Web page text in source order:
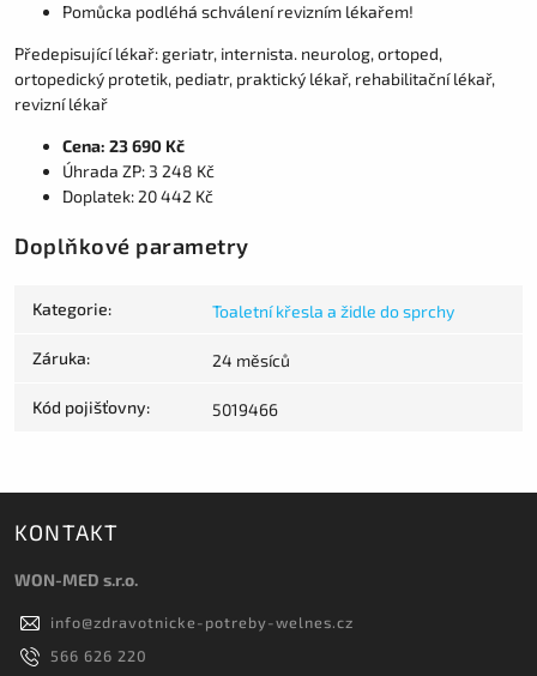
Pomůcka podléhá schválení revizním lékařem!
Předepisující lékař: geriatr, internista. neurolog, ortoped,
ortopedický protetik, pediatr, praktický lékař, rehabilitační lékař,
revizní lékař
Cena: 23 690 Kč
Úhrada ZP: 3 248 Kč
Doplatek: 20 442 Kč
Doplňkové parametry
Kategorie: Toaletní křesla a židle do sprchy
Záruka: 24 měsíců
Kód pojišťovny: 5019466
KONTAKT
WON-MED s.r.o.
info@zdravotnicke-potreby-welnes.cz
566 626 220